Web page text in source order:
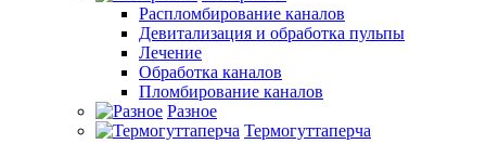
Распломбирование каналов
Девитализация и обработка пульпы
Лечение
Обработка каналов
Пломбирование каналов
Разное
Термогуттаперча